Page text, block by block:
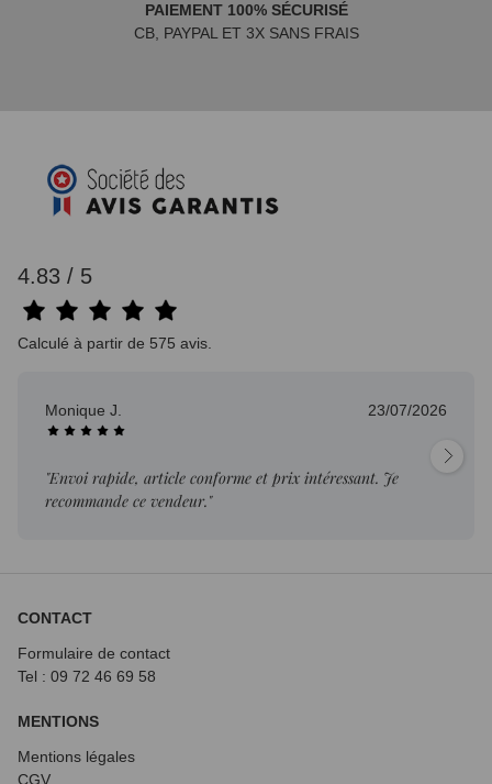
PAIEMENT 100% SÉCURISÉ
CB, PAYPAL ET 3X SANS FRAIS
4.83 / 5
Calculé à partir de 575 avis.
Monique J. 23/07/2026
"Envoi rapide, article conforme et prix intéressant. Je
recommande ce vendeur."
CONTACT
Formulaire de contact
Tel : 09 72 46 69 58
MENTIONS
Mentions légales
CGV